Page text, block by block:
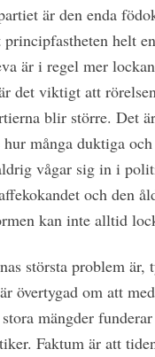
är den enda
principfastheten helt
är i regel mer
det viktigt att
blir större. Det
hur många duktiga
vågar sig in i
och den
kan inte alltid
största problem är,
övertygad om att
mängder
Faktum är att